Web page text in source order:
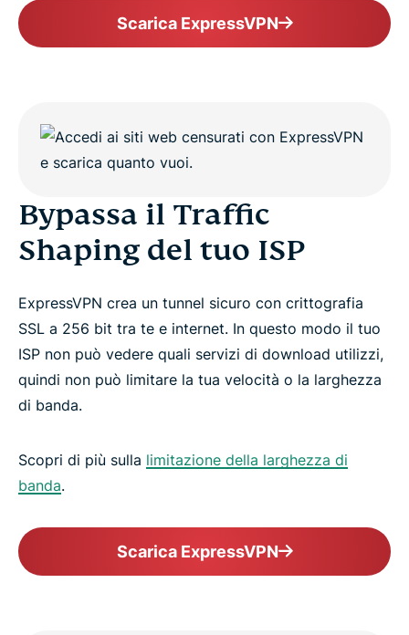
Scarica ExpressVPN
Bypassa il Traffic
Shaping del tuo ISP
ExpressVPN crea un tunnel sicuro con crittografia
SSL a 256 bit tra te e internet. In questo modo il tuo
ISP non può vedere quali servizi di download utilizzi,
quindi non può limitare la tua velocità o la larghezza
di banda.
Scopri di più sulla limitazione della larghezza di
banda.
Scarica ExpressVPN